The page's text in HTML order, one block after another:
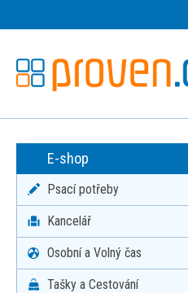
E-shop
Psací potřeby
Kancelář
Osobní a Volný čas
Tašky a Cestování